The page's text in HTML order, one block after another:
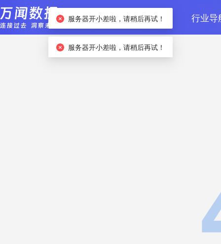
首页 数据检索 行业导
服务器开小差啦，请稍后再试！
服务器开小差啦，请稍后再试！